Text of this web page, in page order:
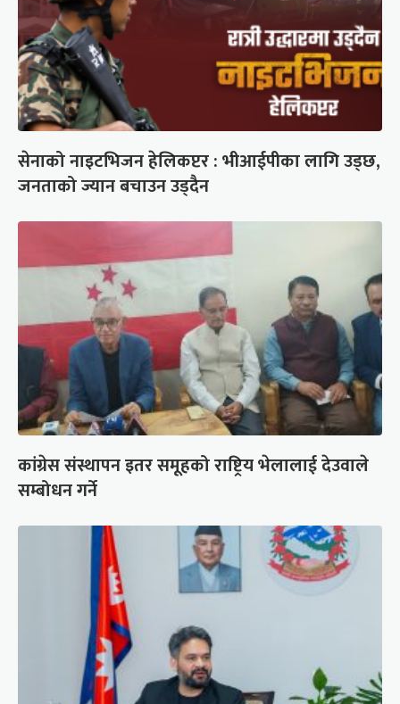
सेनाको नाइटभिजन हेलिकप्टर : भीआईपीका लागि उड्छ,
जनताको ज्यान बचाउन उड्दैन
कांग्रेस संस्थापन इतर समूहको राष्ट्रिय भेलालाई देउवाले
सम्बोधन गर्ने